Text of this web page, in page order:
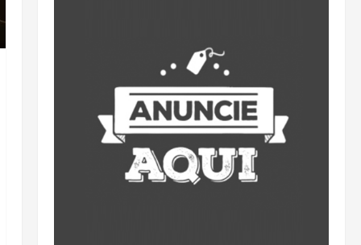
2
da renda é comprometida
com dívidas
qui 06/08/2026 • 15:09
Entenda o que muda com a
nova Lei do Frete
qui 06/08/2026 • 15:00